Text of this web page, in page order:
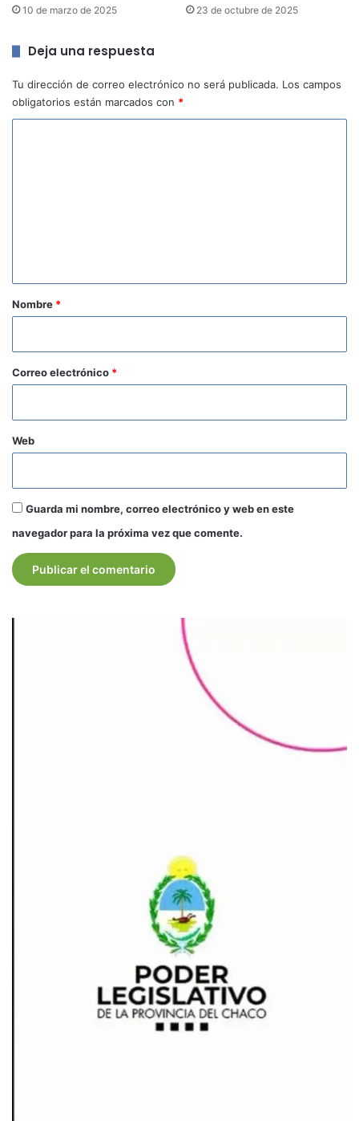
10 de marzo de 2025 23 de octubre de 2025
Deja una respuesta
Tu dirección de correo electrónico no será publicada. Los campos
obligatorios están marcados con *
r
o
*
Nombre *
Correo electrónico *
Web
Guarda mi nombre, correo electrónico y web en este
navegador para la próxima vez que comente.